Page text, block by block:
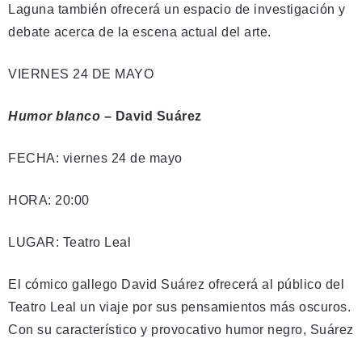
Laguna también ofrecerá un espacio de investigación y
debate acerca de la escena actual del arte.
VIERNES 24 DE MAYO
Humor blanco – David Suárez
FECHA: viernes 24 de mayo
HORA: 20:00
LUGAR: Teatro Leal
El cómico gallego David Suárez ofrecerá al público del
Teatro Leal un viaje por sus pensamientos más oscuros.
Con su característico y provocativo humor negro, Suárez